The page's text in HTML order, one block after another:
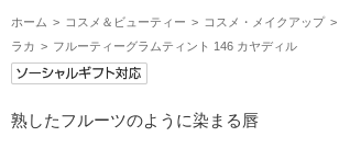
ホーム コスメ＆ビューティー コスメ・メイクアップ
ラカ
フルーティーグラムティント 146 カヤディル
熟したフルーツのように染まる唇